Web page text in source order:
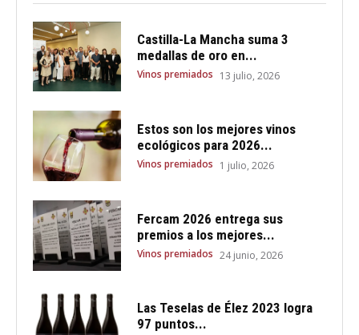
Castilla-La Mancha suma 3
medallas de oro en...
Vinos premiados 13 julio, 2026
Estos son los mejores vinos
ecológicos para 2026...
Vinos premiados 1 julio, 2026
Fercam 2026 entrega sus
premios a los mejores...
Vinos premiados 24 junio, 2026
Las Teselas de Élez 2023 logra
97 puntos...